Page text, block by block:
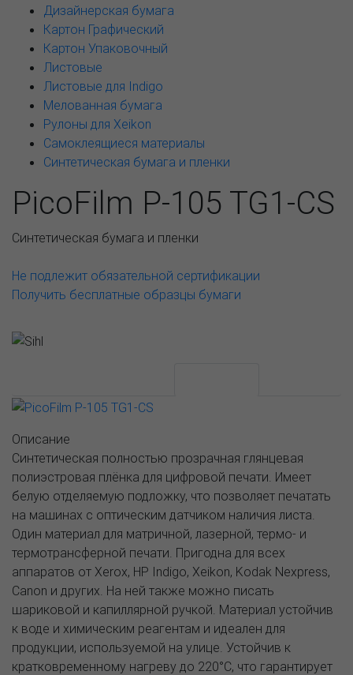
Дизайнерская бумага
Картон Графический
Картон Упаковочный
Листовые
Листовые для Indigo
Мелованная бумага
Рулоны для Xeikon
Самоклеящиеся материалы
Синтетическая бумага и пленки
PicoFilm P-105 TG1-CS
Синтетическая бумага и пленки
Не подлежит обязательной сертификации
Получить бесплатные образцы бумаги
Описание
Синтетическая полностью прозрачная глянцевая
полиэстровая плёнка для цифровой печати. Имеет
белую отделяемую подложку, что позволяет печатать
на машинах с оптическим датчиком наличия листа.
Один материал для матричной, лазерной, термо- и
термотрансферной печати. Пригодна для всех
аппаратов от Xerox, HP Indigo, Xeikon, Kodak Nexpress,
Canon и других. На ней также можно писать
шариковой и капиллярной ручкой. Материал устойчив
к воде и химическим реагентам и идеален для
продукции, используемой на улице. Устойчив к
кратковременному нагреву до 220°С, что гарантирует